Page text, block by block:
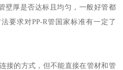
壁厚是否达标且均匀，一般好管都
要求对PP-R管国家标准有一定了
接的方式，但不能直接在管材和管